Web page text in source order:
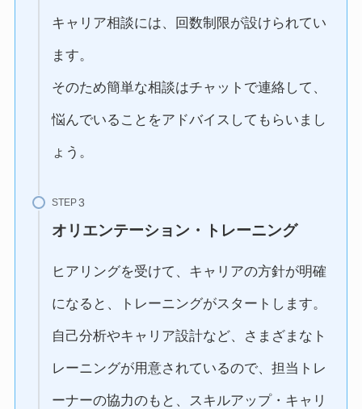
キャリア相談には、回数制限が設けられてい
ます。
そのため簡単な相談はチャットで連絡して、
悩んでいることをアドバイスしてもらいまし
ょう。
STEP
オリエンテーション・トレーニング
ヒアリングを受けて、キャリアの方針が明確
になると、トレーニングがスタートします。
自己分析やキャリア設計など、さまざまなト
レーニングが用意されているので、担当トレ
ーナーの協力のもと、スキルアップ・キャリ